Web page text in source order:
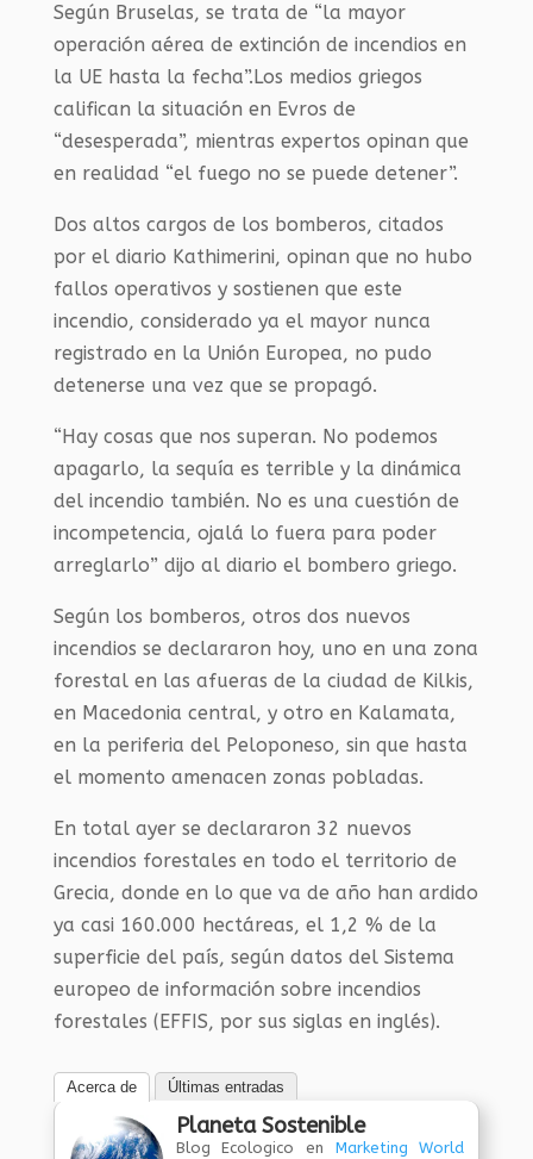
Según Bruselas, se trata de “la mayor
operación aérea de extinción de incendios en
la UE hasta la fecha”.Los medios griegos
califican la situación en Evros de
“desesperada”, mientras expertos opinan que
en realidad “el fuego no se puede detener”.
Dos altos cargos de los bomberos, citados
por el diario Kathimerini, opinan que no hubo
fallos operativos y sostienen que este
incendio, considerado ya el mayor nunca
registrado en la Unión Europea, no pudo
detenerse una vez que se propagó.
“Hay cosas que nos superan. No podemos
apagarlo, la sequía es terrible y la dinámica
del incendio también. No es una cuestión de
incompetencia, ojalá lo fuera para poder
arreglarlo” dijo al diario el bombero griego.
Según los bomberos, otros dos nuevos
incendios se declararon hoy, uno en una zona
forestal en las afueras de la ciudad de Kilkis,
en Macedonia central, y otro en Kalamata,
en la periferia del Peloponeso, sin que hasta
el momento amenacen zonas pobladas.
En total ayer se declararon 32 nuevos
incendios forestales en todo el territorio de
Grecia, donde en lo que va de año han ardido
ya casi 160.000 hectáreas, el 1,2 % de la
superficie del país, según datos del Sistema
europeo de información sobre incendios
forestales (EFFIS, por sus siglas en inglés).
Acerca de Últimas entradas
Planeta Sostenible
Blog Ecologico en Marketing World